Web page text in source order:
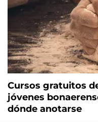
Cursos gratuitos
jóvenes
dónde anotarse